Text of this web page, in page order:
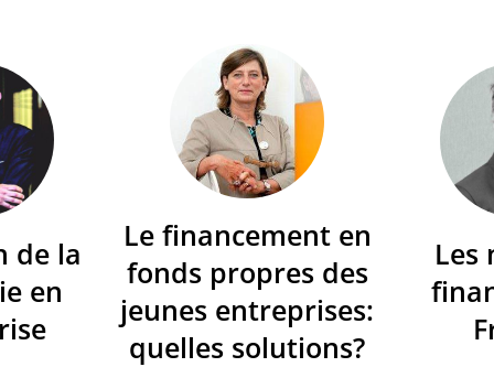
de la
en
Le financement en
fonds propres des
jeunes entreprises:
quelles solutions?
Les